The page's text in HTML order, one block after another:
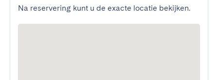
Na reservering kunt u de exacte locatie bekijken.